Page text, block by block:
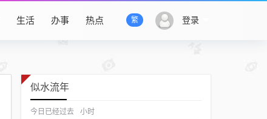
登录
繁
生活 办事 热点
似水流年
今日已经过去 小时